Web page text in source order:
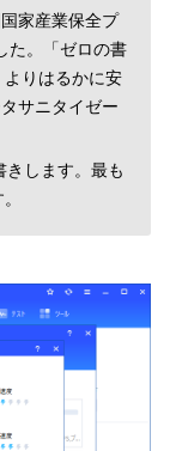
家産業保全プ
た。「ゼロの書
りはるかに安
サニタイゼー
します。最も